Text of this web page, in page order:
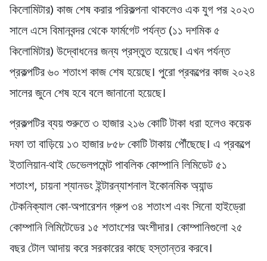
কিলোমিটার) কাজ শেষ করার পরিকল্পনা থাকলেও এক যুগ পর ২০২৩
সালে এসে বিমানবন্দর থেকে ফার্মগেট পর্যন্ত (১১ দশমিক ৫
কিলোমিটার) উদ্বোধনের জন্য প্রস্তুত হয়েছে। এখন পর্যন্ত
প্রকল্পটির ৬০ শতাংশ কাজ শেষ হয়েছে। পুরো প্রকল্পের কাজ ২০২৪
সালের জুনে শেষ হবে বলে জানানো হয়েছে।
প্রকল্পটির ব্যয় শুরুতে ৩ হাজার ২১৬ কোটি টাকা ধরা হলেও কয়েক
দফা তা বাড়িয়ে ১৩ হাজার ৮৫৮ কোটি টাকায় পৌঁছেছে। এ প্রকল্পে
ইতালিয়ান-থাই ডেভেলপমেন্ট পাবলিক কোম্পানি লিমিডেট ৫১
শতাংশ, চায়না শ্যানডং ইন্টারন্যাশনাল ইকোনমিক অ্যান্ড
টেকনিক্যাল কো-অপারেশন গ্রুপ ৩৪ শতাংশ এবং সিনো হাইড্রো
কোম্পানি লিমিটেডের ১৫ শতাংশের অংশীদার। কোম্পানিগুলো ২৫
বছর টোল আদায় করে সরকারের কাছে হস্তান্তর করবে।